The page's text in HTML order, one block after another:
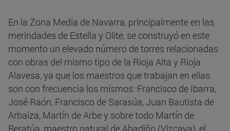
En la Zona Media de Navarra, principalmente en las
merindades de Estella y Olite, se construyó en este
momento un elevado número de torres relacionadas
con obras del mismo tipo de la Rioja Alta y Rioja
Alavesa, ya que los maestros que trabajan en ellas
son con frecuencia los mismos: Francisco de Ibarra,
José Raón, Francisco de Sarasúa, Juan Bautista de
Arbaiza, Martín de Arbe y sobre todo Martín de
Beratúa, maestro natural de Abadiño (Vizcaya), el